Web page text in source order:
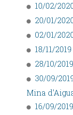
10/02/
20/01/
02/01/
18/11/
28/10/
30/09/
Mina
16/09/